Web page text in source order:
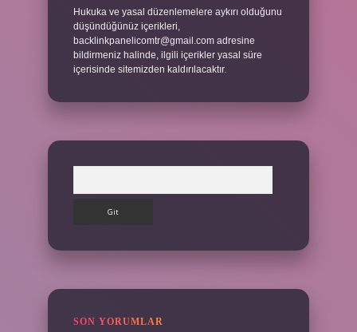
Hukuka ve yasal düzenlemelere aykırı olduğunu
düşündüğünüz içerikleri,
backlinkpanelicomtr@gmail.com adresine
bildirmeniz halinde, ilgili içerikler yasal süre
içerisinde sitemizden kaldırılacaktır.
SON YORUMLAR